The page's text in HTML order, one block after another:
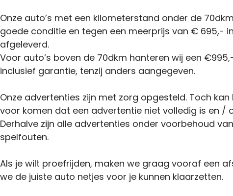
Onze auto’s met een kilometerstand onder de
goede conditie en tegen een meerprijs van € 695,-
afgeleverd.
Voor auto’s boven de 70dkm hanteren wij een
inclusief garantie, tenzij anders aangegeven.
Onze advertenties zijn met zorg opgesteld. Toch
voor komen dat een advertentie niet volledig is en /
Derhalve zijn alle advertenties onder voorbehoud
spelfouten.
Als je wilt proefrijden, maken we graag vooraf een
we de juiste auto netjes voor je kunnen klaarzetten.